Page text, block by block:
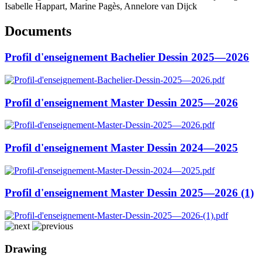
Isabelle Happart, Marine Pagès, Annelore van Dijck
Documents
Profil d'enseignement Bachelier Dessin 2025—2026
Profil d'enseignement Master Dessin 2025—2026
Profil d'enseignement Master Dessin 2024—2025
Profil d'enseignement Master Dessin 2025—2026 (1)
Drawing